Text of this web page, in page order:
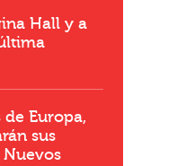
Hall y a
de Europa,
sus